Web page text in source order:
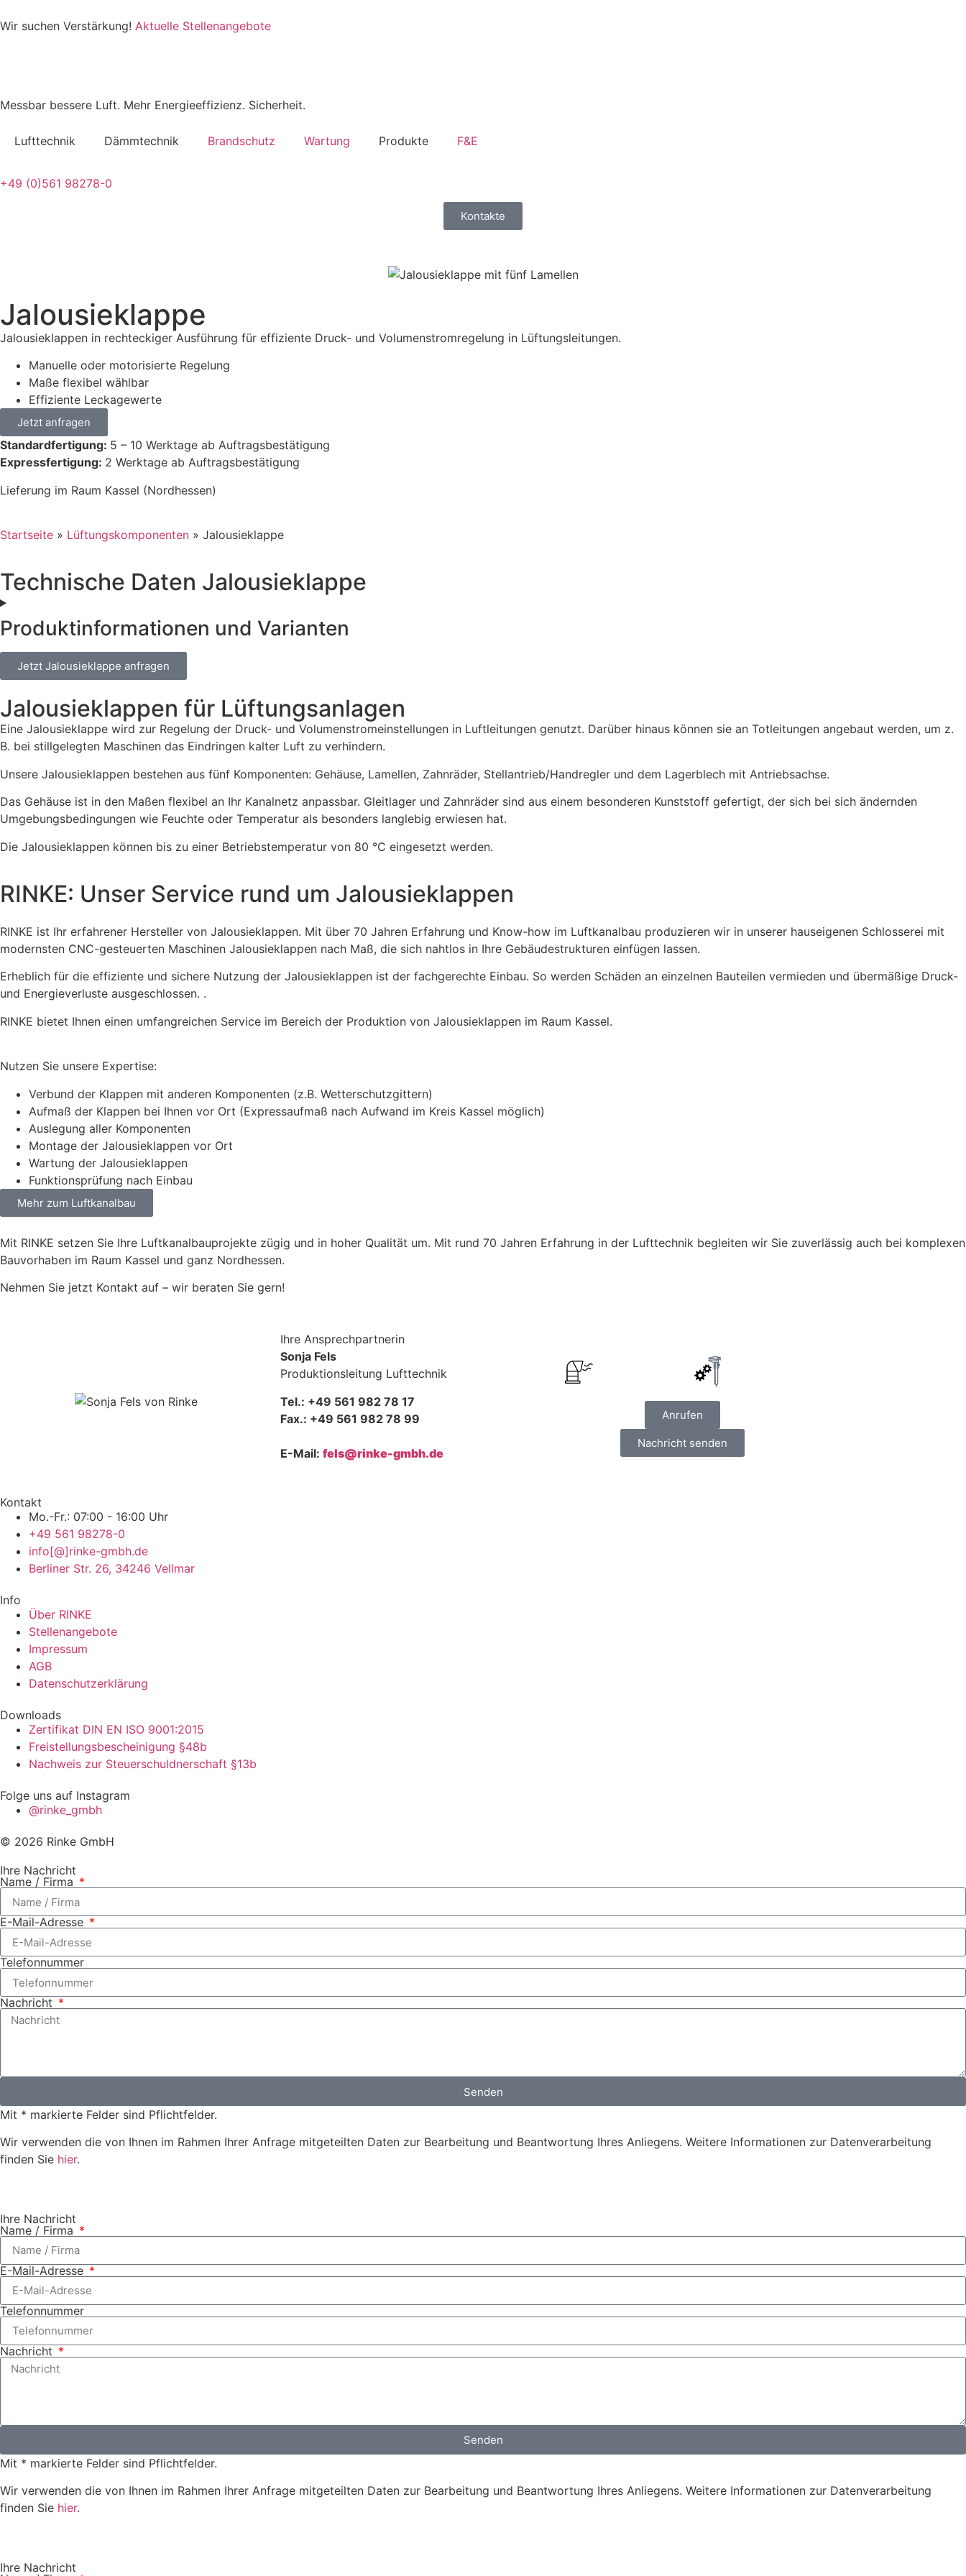
Wir suchen Verstärkung! Aktuelle Stellenangebote
Messbar bessere Luft. Mehr Energieeffizienz. Sicherheit.
Lufttechnik Dämmtechnik Brandschutz Wartung Produkte F&E
+49 (0)561 98278-0
Kontakte
Jalousieklappe
Jalousieklappen in rechteckiger Ausführung für effiziente Druck- und Volumenstromregelung in Lüftungsleitungen.
Manuelle oder motorisierte Regelung
Maße flexibel wählbar
Effiziente Leckagewerte
Jetzt anfragen
Standardfertigung: 5 – 10 Werktage ab Auftragsbestätigung
Expressfertigung: 2 Werktage ab Auftragsbestätigung
Lieferung im Raum Kassel (Nordhessen)
Startseite » Lüftungskomponenten » Jalousieklappe
Technische Daten Jalousieklappe
Produktinformationen und Varianten
Jetzt Jalousieklappe anfragen
Jalousieklappen für Lüftungsanlagen
Eine Jalousieklappe wird zur Regelung der Druck- und Volumenstromeinstellungen in Luftleitungen genutzt. Darüber hinaus können sie an Totleitungen angebaut werden, um z.
B. bei stillgelegten Maschinen das Eindringen kalter Luft zu verhindern.
Unsere Jalousieklappen bestehen aus fünf Komponenten: Gehäuse, Lamellen, Zahnräder, Stellantrieb/Handregler und dem Lagerblech mit Antriebsachse.
Das Gehäuse ist in den Maßen flexibel an Ihr Kanalnetz anpassbar. Gleitlager und Zahnräder sind aus einem besonderen Kunststoff gefertigt, der sich bei sich ändernden
Umgebungsbedingungen wie Feuchte oder Temperatur als besonders langlebig erwiesen hat.
Die Jalousieklappen können bis zu einer Betriebstemperatur von 80 °C eingesetzt werden.
RINKE: Unser Service rund um Jalousieklappen
RINKE ist Ihr erfahrener Hersteller von Jalousieklappen. Mit über 70 Jahren Erfahrung und Know-how im Luftkanalbau produzieren wir in unserer hauseigenen Schlosserei mit
modernsten CNC-gesteuerten Maschinen Jalousieklappen nach Maß, die sich nahtlos in Ihre Gebäudestrukturen einfügen lassen.
Erheblich für die effiziente und sichere Nutzung der Jalousieklappen ist der fachgerechte Einbau. So werden Schäden an einzelnen Bauteilen vermieden und übermäßige Druck-
und Energieverluste ausgeschlossen. .
RINKE bietet Ihnen einen umfangreichen Service im Bereich der Produktion von Jalousieklappen im Raum Kassel.
Nutzen Sie unsere Expertise:
Verbund der Klappen mit anderen Komponenten (z.B. Wetterschutzgittern)
Aufmaß der Klappen bei Ihnen vor Ort (Expressaufmaß nach Aufwand im Kreis Kassel möglich)
Auslegung aller Komponenten
Montage der Jalousieklappen vor Ort
Wartung der Jalousieklappen
Funktionsprüfung nach Einbau
Mehr zum Luftkanalbau
Mit RINKE setzen Sie Ihre Luftkanalbauprojekte zügig und in hoher Qualität um. Mit rund 70 Jahren Erfahrung in der Lufttechnik begleiten wir Sie zuverlässig auch bei komplexen
Bauvorhaben im Raum Kassel und ganz Nordhessen.
Nehmen Sie jetzt Kontakt auf – wir beraten Sie gern!
Ihre Ansprechpartnerin
Sonja Fels
Produktionsleitung Lufttechnik
Tel.: +49 561 982 78 17
Fax.: +49 561 982 78 99
E-Mail: fels@rinke-gmbh.de
Anrufen
Nachricht senden
Kontakt
Mo.-Fr.: 07:00 - 16:00 Uhr
+49 561 98278-0
info[@]rinke-gmbh.de
Berliner Str. 26, 34246 Vellmar
Info
Über RINKE
Stellenangebote
Impressum
AGB
Datenschutzerklärung
Downloads
Zertifikat DIN EN ISO 9001:2015
Freistellungsbescheinigung §48b
Nachweis zur Steuerschuldnerschaft §13b
Folge uns auf Instagram
@rinke_gmbh
© 2026 Rinke GmbH
Ihre Nachricht
Name / Firma
E-Mail-Adresse
Telefonnummer
Nachricht
Senden
Mit * markierte Felder sind Pflichtfelder.
Wir verwenden die von Ihnen im Rahmen Ihrer Anfrage mitgeteilten Daten zur Bearbeitung und Beantwortung Ihres Anliegens. Weitere Informationen zur Datenverarbeitung
finden Sie hier.
Ihre Nachricht
Name / Firma
E-Mail-Adresse
Telefonnummer
Nachricht
Senden
Mit * markierte Felder sind Pflichtfelder.
Wir verwenden die von Ihnen im Rahmen Ihrer Anfrage mitgeteilten Daten zur Bearbeitung und Beantwortung Ihres Anliegens. Weitere Informationen zur Datenverarbeitung
finden Sie hier.
Ihre Nachricht